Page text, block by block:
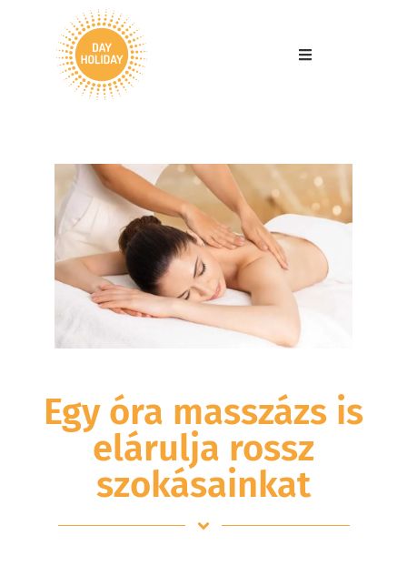
Egy óra masszázs is
elárulja rossz
szokásainkat